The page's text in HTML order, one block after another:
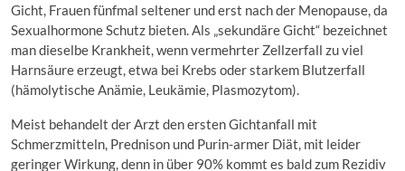
Gicht, Frauen fünfmal seltener und erst nach der Menopause, da
Sexualhormone Schutz bieten. Als „sekundäre Gicht“ bezeichnet
man dieselbe Krankheit, wenn vermehrter Zellzerfall zu viel
Harnsäure erzeugt, etwa bei Krebs oder starkem Blutzerfall
(hämolytische Anämie, Leukämie, Plasmozytom).
Meist behandelt der Arzt den ersten Gichtanfall mit
Schmerzmitteln, Prednison und Purin-armer Diät, mit leider
geringer Wirkung, denn in über 90% kommt es bald zum Rezidiv